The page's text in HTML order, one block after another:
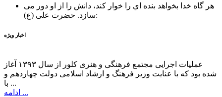
هر گاه خدا بخواهد بنده اي را خوار كند، دانش را از او دور می
سازد.حضرت علی (ع):
اخبار ویژه
عملیات اجرایی مجتمع فرهنگی و هنری کلور از سال ۱۳۹۳ آغاز
شده بود که با عنایت وزیر فرهنگ و ارشاد اسلامی دولت چهاردهم و
با ...
ادامه ...